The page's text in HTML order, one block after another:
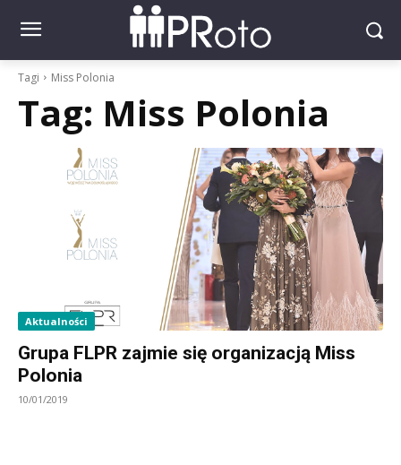
Tagi Miss Polonia
Tag: Miss Polonia
Aktualności
Grupa FLPR zajmie się organizacją Miss
Polonia
10/01/2019